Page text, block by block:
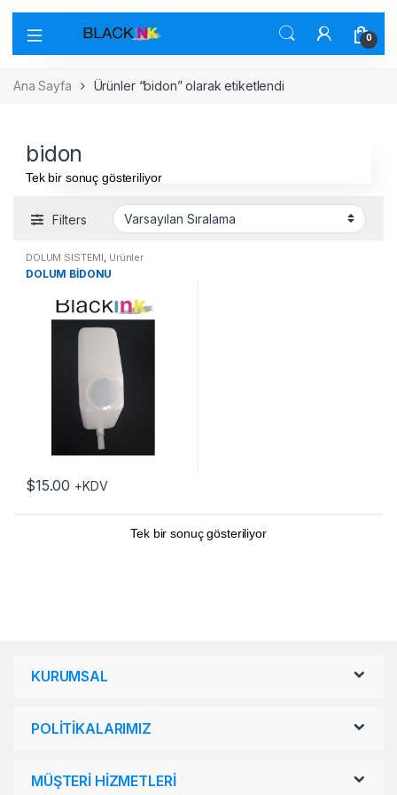
0
Ana Sayfa Ürünler “bidon” olarak etiketlendi
bidon
Tek bir sonuç gösteriliyor
Filters
DOLUM SİSTEMİ, Ürünler
DOLUM BİDONU
$15.00 +KDV
Tek bir sonuç gösteriliyor
KURUMSAL
POLİTİKALARIMIZ
MÜŞTERİ HİZMETLERİ